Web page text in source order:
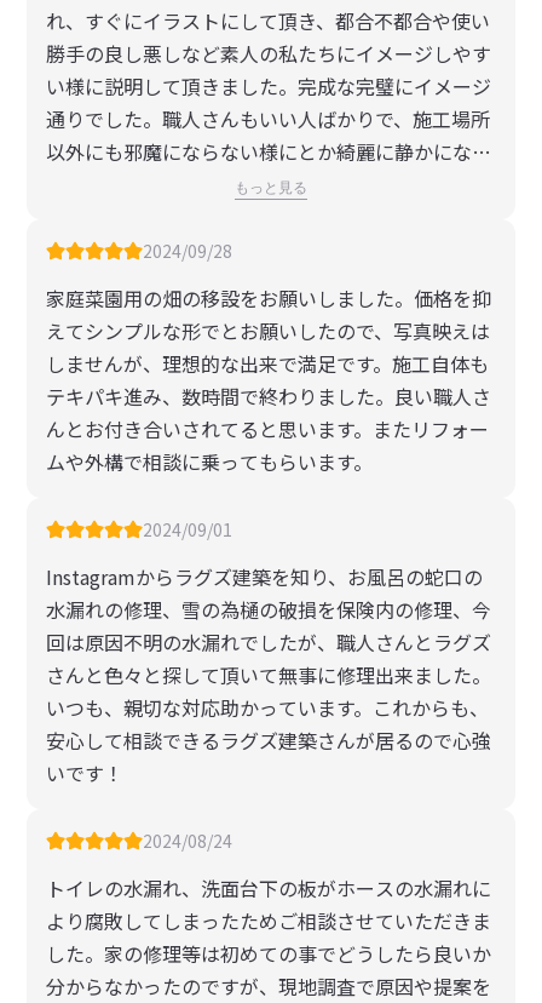
ました。今まで短かったお風呂時間が長くなり、癒
されています。携わってくれたラグズさんと職人さ
んに感謝します。ありがとうございました。岐阜で
リフォームするならラグズ建築！おすすめです。
れ、すぐにイラストにして頂き、都合不都合や使い
勝手の良し悪しなど素人の私たちにイメージしやす
い様に説明して頂きました。完成な完璧にイメージ
通りでした。職人さんもいい人ばかりで、施工場所
以外にも邪魔にならない様にとか綺麗に静かにな
ど、すごく気を使って仕事されていました。2度お
するつもりです。ありがとうございました。
もっと見る
2024/09/28
家庭菜園用の畑の移設をお願いしました。価格を抑
えてシンプルな形でとお願いしたので、写真映えは
しませんが、理想的な出来で満足です。施工自体も
テキパキ進み、数時間で終わりました。良い職人さ
んとお付き合いされてると思います。またリフォー
ムや外構で相談に乗ってもらいます。
2024/09/01
Instagramからラグズ建築を知り、お風呂の蛇口の
水漏れの修理、雪の為樋の破損を保険内の修理、今
回は原因不明の水漏れでしたが、職人さんとラグズ
さんと色々と探して頂いて無事に修理出来ました。
いつも、親切な対応助かっています。これからも、
安心して相談できるラグズ建築さんが居るので心強
いです！
2024/08/24
トイレの水漏れ、洗面台下の板がホースの水漏れに
より腐敗してしまったためご相談させていただきま
した。家の修理等は初めての事でどうしたら良いか
分からなかったのですが、現地調査で原因や提案を